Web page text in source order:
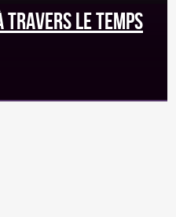
travers le Temps